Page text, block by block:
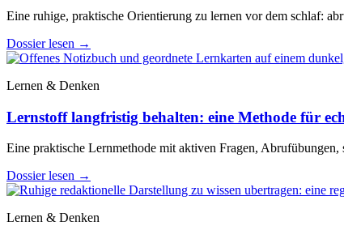
Eine ruhige, praktische Orientierung zu lernen vor dem schlaf:
Dossier lesen →
Lernen & Denken
Lernstoff langfristig behalten: eine Methode für
Eine praktische Lernmethode mit aktiven Fragen,
Dossier lesen →
Lernen & Denken